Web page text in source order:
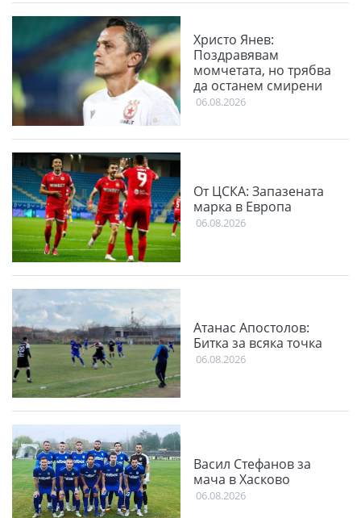
Христо Янев:
Поздравявам
момчетата, но трябва
да останем смирени
06.08.2026
От ЦСКА: Запазената
марка в Европа
06.08.2026
Атанас Апостолов:
Битка за всяка точка
06.08.2026
Васил Стефанов за
мача в Хасково
06.08.2026